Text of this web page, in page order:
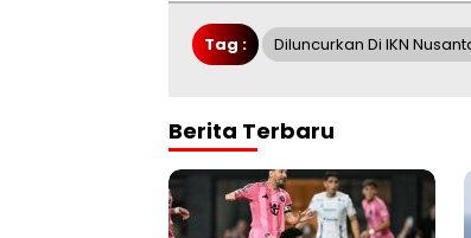
Tag : Diluncurkan Di IKN
Berita Terbaru